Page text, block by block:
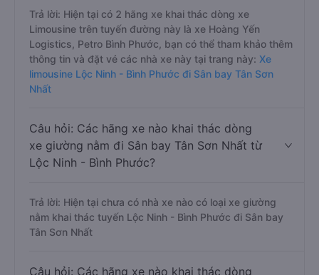
Trả lời: Hiện tại có 2 hãng xe khai thác dòng xe
Limousine trên tuyến đường này là xe Hoàng Yến
Logistics, Petro Bình Phước, bạn có thể tham khảo thêm
thông tin và đặt vé các nhà xe này tại trang này: Xe
limousine Lộc Ninh - Bình Phước đi Sân bay Tân Sơn
Nhất
Câu hỏi: Các hãng xe nào khai thác dòng
xe giường nằm đi Sân bay Tân Sơn Nhất từ
Lộc Ninh - Bình Phước?
Trả lời: Hiện tại chưa có nhà xe nào có loại xe giường
nằm khai thác tuyến Lộc Ninh - Bình Phước đi Sân bay
Tân Sơn Nhất
Câu hỏi: Các hãng xe nào khai thác dòng